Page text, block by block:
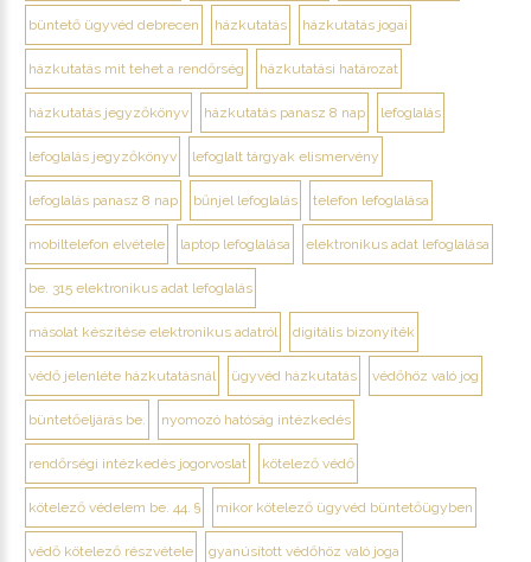
büntető ügyvéd debrecen házkutatás házkutatás jogai
házkutatás mit tehet a rendőrség házkutatási határozat
házkutatás jegyzőkönyv házkutatás panasz 8 nap lefoglalás
lefoglalás jegyzőkönyv lefoglalt tárgyak elismervény
lefoglalás panasz 8 nap bűnjel lefoglalás telefon lefoglalása
mobiltelefon elvétele laptop lefoglalása elektronikus adat lefoglalása
be. 315 elektronikus adat lefoglalás
másolat készítése elektronikus adatról digitális bizonyíték
védő jelenléte házkutatásnál ügyvéd házkutatás védőhöz való jog
büntetőeljárás be. nyomozó hatóság intézkedés
rendőrségi intézkedés jogorvoslat kötelező védő
kötelező védelem be. 44. § mikor kötelező ügyvéd büntetőügyben
védő kötelező részvétele gyanúsított védőhöz való joga